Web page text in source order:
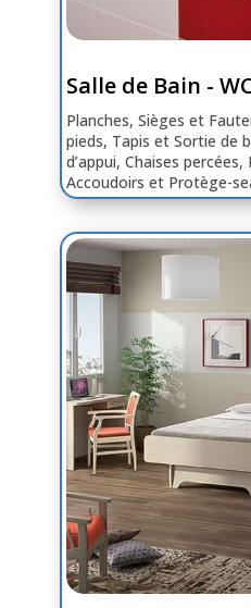
Salle de Bain -
Planches, Sièges et
pieds, Tapis et Sortie de
d’appui, Chaises percées,
Accoudoirs et Protège-